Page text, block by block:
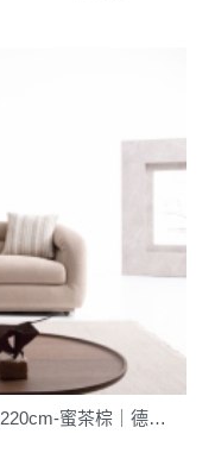
【島嶼】紋理貓抓絨布沙發-含2抱枕220cm-蜜茶棕｜德新家具